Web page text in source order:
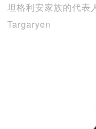
坦格利安家族的代表
Targaryen